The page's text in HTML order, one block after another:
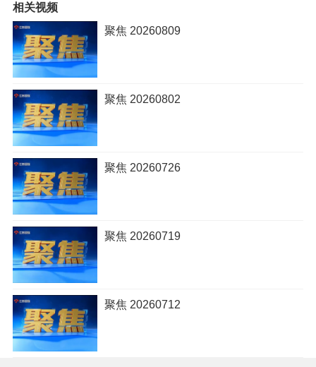
相关视频
聚焦 20260809
聚焦 20260802
聚焦 20260726
聚焦 20260719
聚焦 20260712